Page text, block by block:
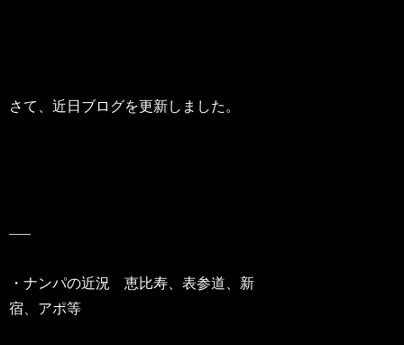
さて、近日ブログを更新しました。
—–
・ナンパの近況 恵比寿、表参道、新
宿、アポ等